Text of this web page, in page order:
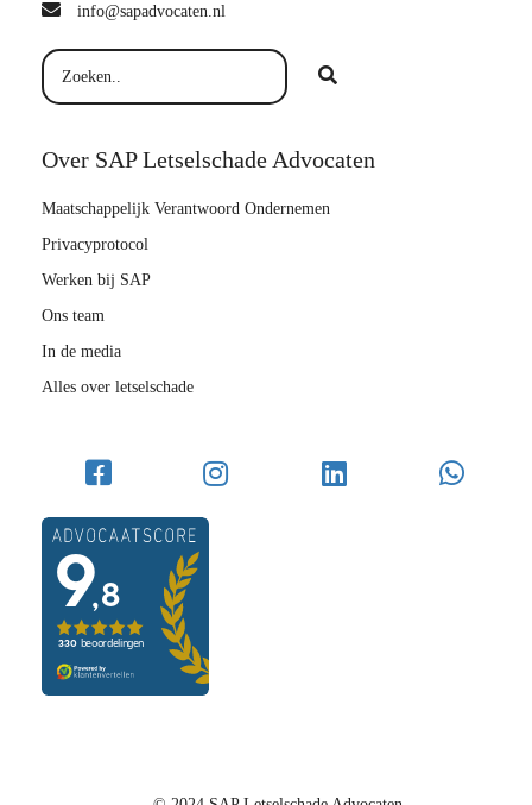
info@sapadvocaten.nl
Over SAP Letselschade Advocaten
Maatschappelijk Verantwoord Ondernemen
Privacyprotocol
Werken bij SAP
Ons team
In de media
Alles over letselschade